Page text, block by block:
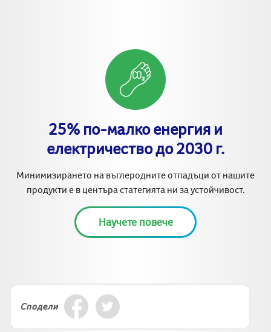
25% по-малко енергия и
електричество до 2030 г.
Минимизирането на въглеродните отпадъци от нашите
продукти е в центъра статегията ни за устойчивост.
Научете повече
Сподели